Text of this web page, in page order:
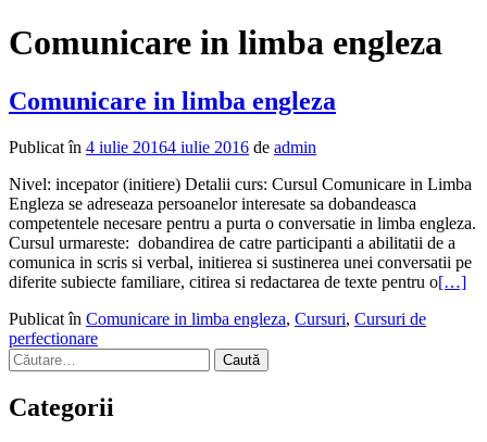
Comunicare in limba engleza
Comunicare in limba engleza
Publicat în 4 iulie 20164 iulie 2016 de admin
Nivel: incepator (initiere) Detalii curs: Cursul Comunicare in Limba
Engleza se adreseaza persoanelor interesate sa dobandeasca
competentele necesare pentru a purta o conversatie in limba engleza.
Cursul urmareste: dobandirea de catre participanti a abilitatii de a
comunica in scris si verbal, initierea si sustinerea unei conversatii pe
diferite subiecte familiare, citirea si redactarea de texte pentru o[…]
Publicat în Comunicare in limba engleza, Cursuri, Cursuri de
perfectionare
Navigare
Caută
după:
Categorii